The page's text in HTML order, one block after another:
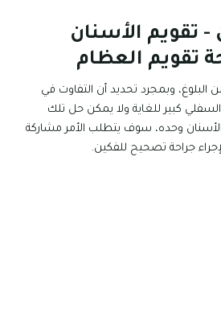
- تقويم الأسنان
تقويم العظام
وبمجرد تحديد أن التفاوت في
كبير للغاية ولا يمكن حل تلك
وحده، سوف يتطلب الأمر مشاركة
جراحة تصحيح للفكين.